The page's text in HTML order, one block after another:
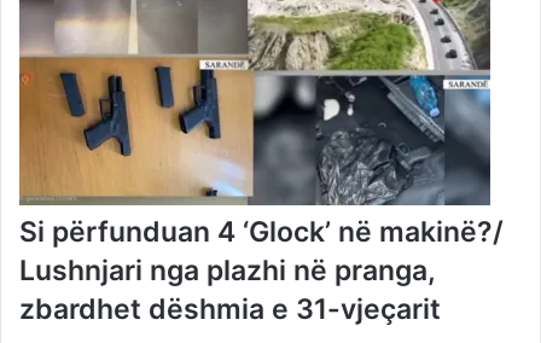
Si përfunduan 4 ‘Glock’ në makinë?/
Lushnjari nga plazhi në pranga,
zbardhet dëshmia e 31-vjeçarit